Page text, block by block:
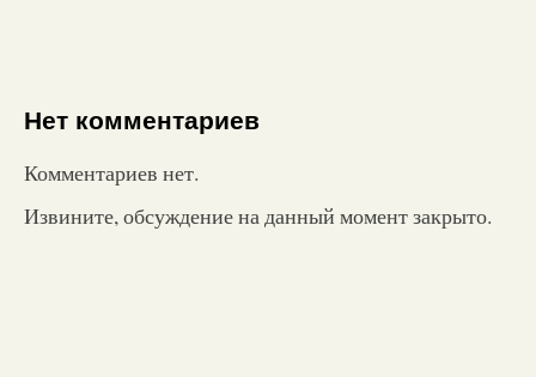
Нет комментариев
Комментариев нет.
Извините, обсуждение на данный момент закрыто.